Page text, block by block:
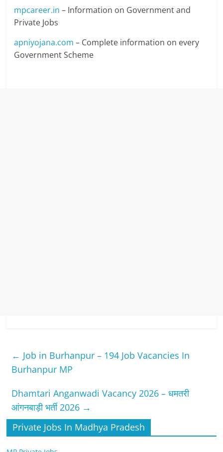
mpcareer.in – Information on Government and
Private Jobs
apniyojana.com – Complete information on every
Government Scheme
← Job in Burhanpur – 194 Job Vacancies In
Burhanpur MP
Dhamtari Anganwadi Vacancy 2026 – धमतरी
आंगनबाड़ी भर्ती 2026 →
Private Jobs In Madhya Pradesh